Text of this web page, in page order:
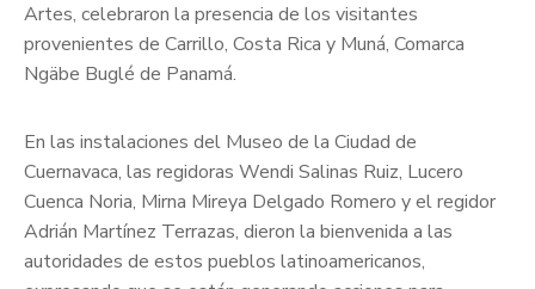
Artes, celebraron la presencia de los visitantes
provenientes de Carrillo, Costa Rica y Muná, Comarca
Ngäbe Buglé de Panamá.
En las instalaciones del Museo de la Ciudad de
Cuernavaca, las regidoras Wendi Salinas Ruiz, Lucero
Cuenca Noria, Mirna Mireya Delgado Romero y el regidor
Adrián Martínez Terrazas, dieron la bienvenida a las
autoridades de estos pueblos latinoamericanos,